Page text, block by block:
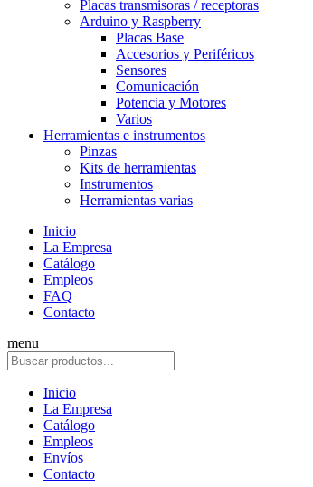
Placas transmisoras / receptoras
Arduino y Raspberry
Placas Base
Accesorios y Periféricos
Sensores
Comunicación
Potencia y Motores
Varios
Herramientas e instrumentos
Pinzas
Kits de herramientas
Instrumentos
Herramientas varias
Inicio
La Empresa
Catálogo
Empleos
FAQ
Contacto
menu
Inicio
La Empresa
Catálogo
Empleos
Envíos
Contacto